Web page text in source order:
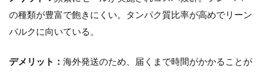
の種類が豊富で飽きにくい。タンパク質比率が高めでリーン
バルクに向いている。
デメリット： 海外発送のため、届くまで時間がかかることが